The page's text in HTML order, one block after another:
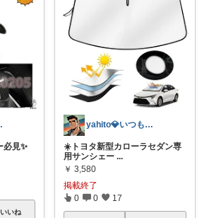
新♪
必見✨
いいね
yahito💎いつもありがとう
☀️トヨタ新型カローラセダン専
用サンシェー ...
￥ 3,580
掲載終了
0 0 17